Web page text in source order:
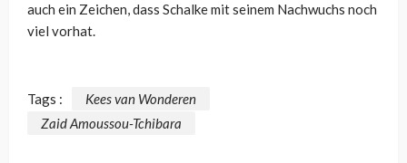
auch ein Zeichen, dass Schalke mit seinem Nachwuchs noch
viel vorhat.
Tags :
Kees van Wonderen
Zaid Amoussou-Tchibara